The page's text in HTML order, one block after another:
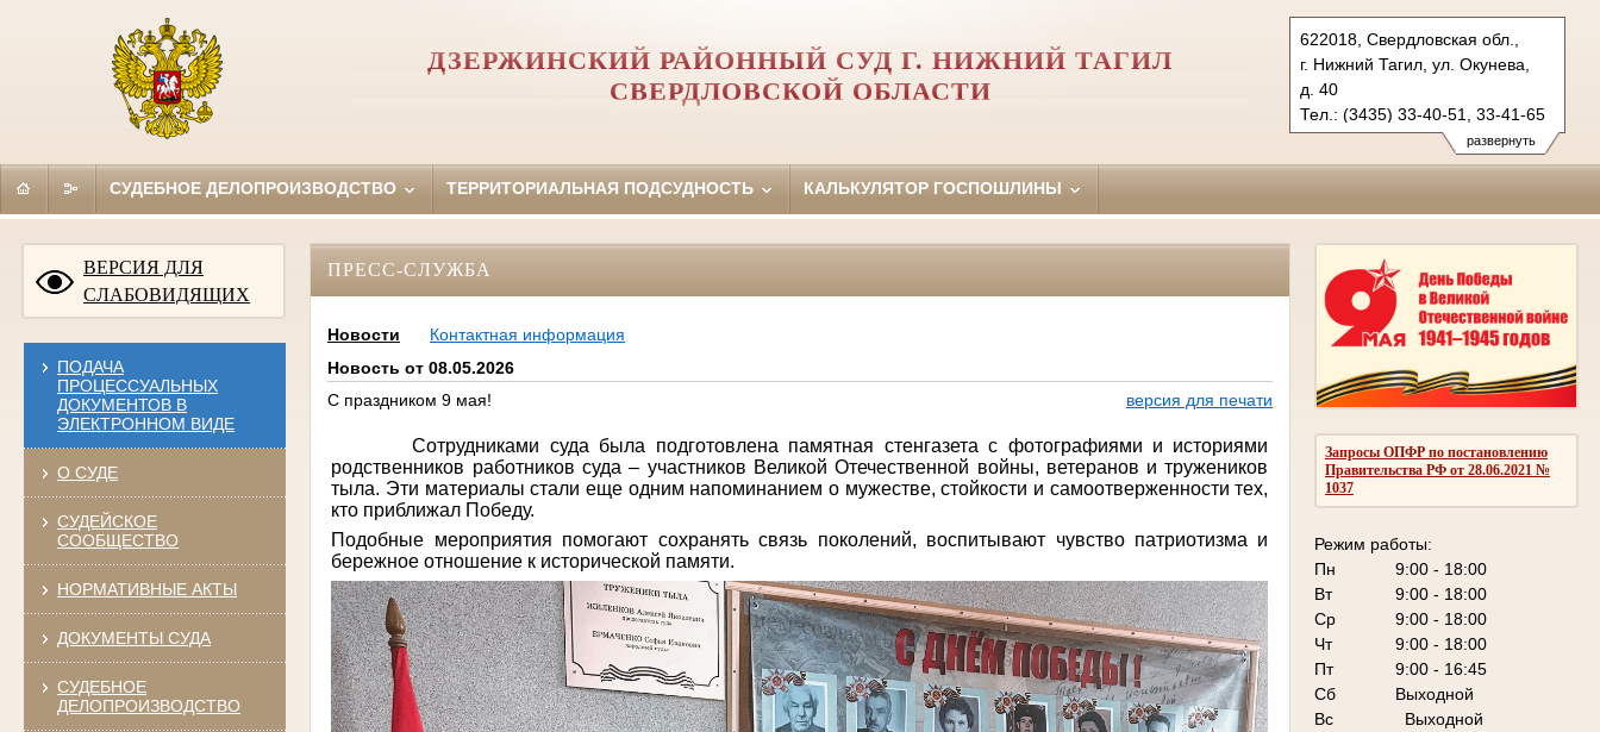
развернуть
622018, Свердловская обл.,
г. Нижний Тагил, ул. Окунева,
д. 40
Тел.: (3435) 33-40-51, 33-41-65
dzerzhinsky.svd@sudrf.ru
ДЗЕРЖИНСКИЙ РАЙОННЫЙ СУД Г. НИЖНИЙ ТАГИЛ
СВЕРДЛОВСКОЙ ОБЛАСТИ
СУДЕБНОЕ ДЕЛОПРОИЗВОДСТВО ТЕРРИТОРИАЛЬНАЯ ПОДСУДНОСТЬ КАЛЬКУЛЯТОР ГОСПОШЛИНЫ
ВЕРСИЯ ДЛЯ
СЛАБОВИДЯЩИХ
ПОДАЧА
ПРОЦЕССУАЛЬНЫХ
ДОКУМЕНТОВ В
ЭЛЕКТРОННОМ ВИДЕ
О СУДЕ
СУДЕЙСКОЕ
СООБЩЕСТВО
НОРМАТИВНЫЕ АКТЫ
ДОКУМЕНТЫ СУДА
СУДЕБНОЕ
ДЕЛОПРОИЗВОДСТВО
Запросы ОПФР по постановлению
Правительства РФ от 28.06.2021 №
1037
Режим работы:
Пн
9:00 - 18:00
Вт
9:00 - 18:00
Ср
9:00 - 18:00
Чт
9:00 - 18:00
Пт
9:00 - 16:45
Сб
Выходной
Вс Выходной
ПРЕСС-СЛУЖБА
Новости
Контактная информация
Новость от 08.05.2026
С праздником 9 мая!
версия для печати
Сотрудниками суда была подготовлена памятная стенгазета с фотографиями и историями
родственников работников суда – участников Великой Отечественной войны, ветеранов и тружеников
тыла. Эти материалы стали еще одним напоминанием о мужестве, стойкости и самоотверженности тех,
кто приближал Победу.
Подобные мероприятия помогают сохранять связь поколений, воспитывают чувство патриотизма и
бережное отношение к исторической памяти.